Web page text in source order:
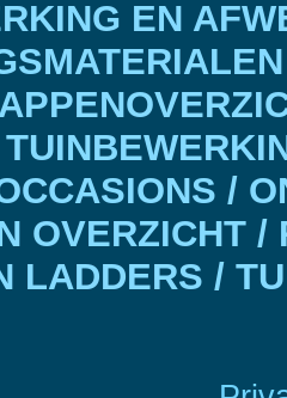
EN
/
OVERZICHT
LADDERS /